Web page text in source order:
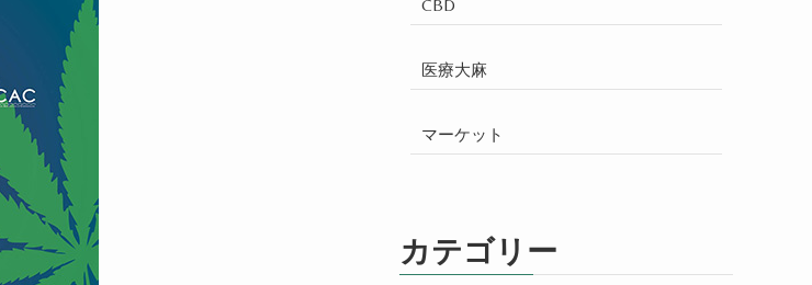
CBD
医療大麻
マーケット
カテゴリー